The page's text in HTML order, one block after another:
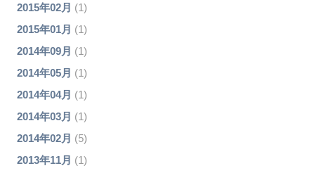
2015年02月 (1)
2015年01月 (1)
2014年09月 (1)
2014年05月 (1)
2014年04月 (1)
2014年03月 (1)
2014年02月 (5)
2013年11月 (1)